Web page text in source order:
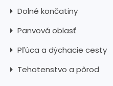
Dolné končatiny
Panvová oblasť
Pľúca a dýchacie cesty
Tehotenstvo a pôrod